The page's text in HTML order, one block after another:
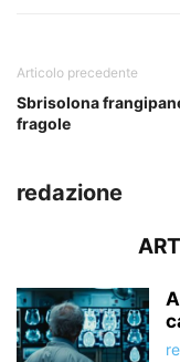
Articolo precedente
Sbrisolona
fragole
redazione